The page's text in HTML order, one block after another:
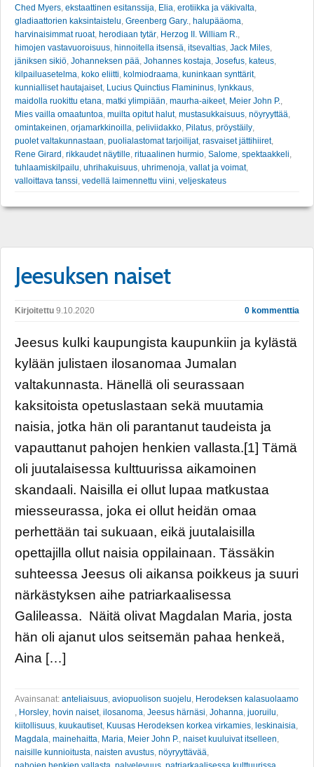
Ched Myers ekstaattinen esitanssija Elia erotiikka ja väkivalta
gladiaattorien kaksintaistelu Greenberg Gary. halupääoma
harvinaisimmat ruoat, herodiaan tytär Herzog II. William R.
himojen vastavuoroisuus hinnoitella itsensä itsevaltias Jack Miles
jäniksen sikiö Johanneksen pää Johannes kostaja Josefus kateus
kilpailuasetelma koko eliitti kolmiodraama kuninkaan synttärit,
kunnialliset hautajaiset, Lucius Quinctius Flamininus lynkkaus
maidolla ruokittu etana matki ylimpiään maurha-aikeet, Meier John P.
Mies vailla omaatuntoa muilta opitut halut, mustasukkaisuus nöyryyttää
omintakeinen orjamarkkinoilla peliviidakko Pilatus pröystäily
puolet valtakunnastaan puolialastomat tarjoilijat, rasvaiset jättihiiret,
Rene Girard rikkaudet näytille rituaalinen hurmio Salome spektaakkeli
tuhlaamiskilpailu uhrihakuisuus uhrimenoja vallat ja voimat,
valloittava tanssi vedellä laimennettu viini veljeskateus
Jeesuksen naiset
Kirjoitettu 9.10.2020 0 kommenttia
Jeesus kulki kaupungista kaupunkiin ja kylästä
kylään julistaen ilosanomaa Jumalan
valtakunnasta. Hänellä oli seurassaan
kaksitoista opetuslastaan sekä muutamia
naisia, jotka hän oli parantanut taudeista ja
vapauttanut pahojen henkien vallasta.[1] Tämä
oli juutalaisessa kulttuurissa aikamoinen
skandaali. Naisilla ei ollut lupaa matkustaa
miesseurassa, joka ei ollut heidän omaa
perhettään tai sukuaan, eikä juutalaisilla
opettajilla ollut naisia oppilainaan. Tässäkin
suhteessa Jeesus oli aikansa poikkeus ja suuri
närkästyksen aihe patriarkaalisessa
Galileassa. Näitä olivat Magdalan Maria, josta
hän oli ajanut ulos seitsemän pahaa henkeä,
Aina […]
Avainsanat: anteliaisuus, aviopuolison suojelu, Herodeksen kalasuolaamo
, Horsley, hovin naiset, ilosanoma, Jeesus härnäsi, Johanna, juoruilu,
kiitollisuus, kuukautiset, Kuusas Herodeksen korkea virkamies, leskinaisia,
Magdala, mainehaitta, Maria, Meier John P., naiset kuuluivat itselleen,
naisille kunnioitusta, naisten avustus, nöyryyttävää,